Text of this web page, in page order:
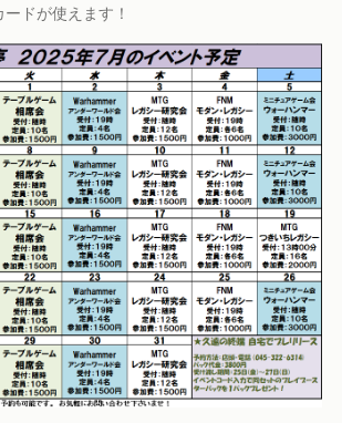
ドが使えます！